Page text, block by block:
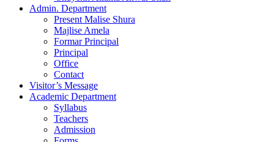
Admin. Department
Present Malise Shura
Majlise Amela
Formar Principal
Principal
Office
Contact
Visitor’s Message
Academic Department
Syllabus
Teachers
Admission